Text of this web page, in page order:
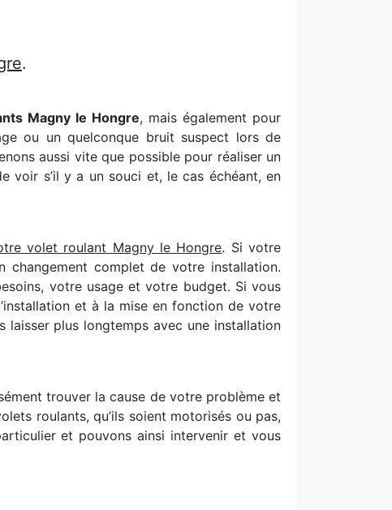
.
Magny le Hongre, mais également pour
ou un quelconque bruit suspect lors de
aussi vite que possible pour réaliser un
voir s’il y a un souci et, le cas échéant, en
volet roulant Magny le Hongre. Si votre
changement complet de votre installation.
votre usage et votre budget. Si vous
et à la mise en fonction de votre
laisser plus longtemps avec une installation
trouver la cause de votre problème et
roulants, qu’ils soient motorisés ou pas,
et pouvons ainsi intervenir et vous